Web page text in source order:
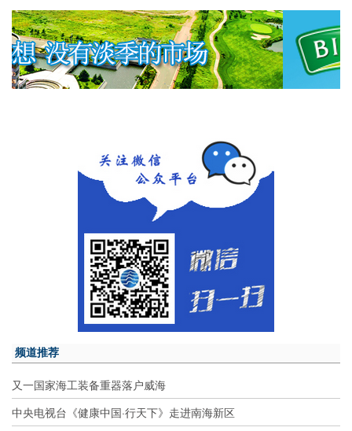
频道推荐
又一国家海工装备重器落户威海
中央电视台《健康中国·行天下》走进南海新区